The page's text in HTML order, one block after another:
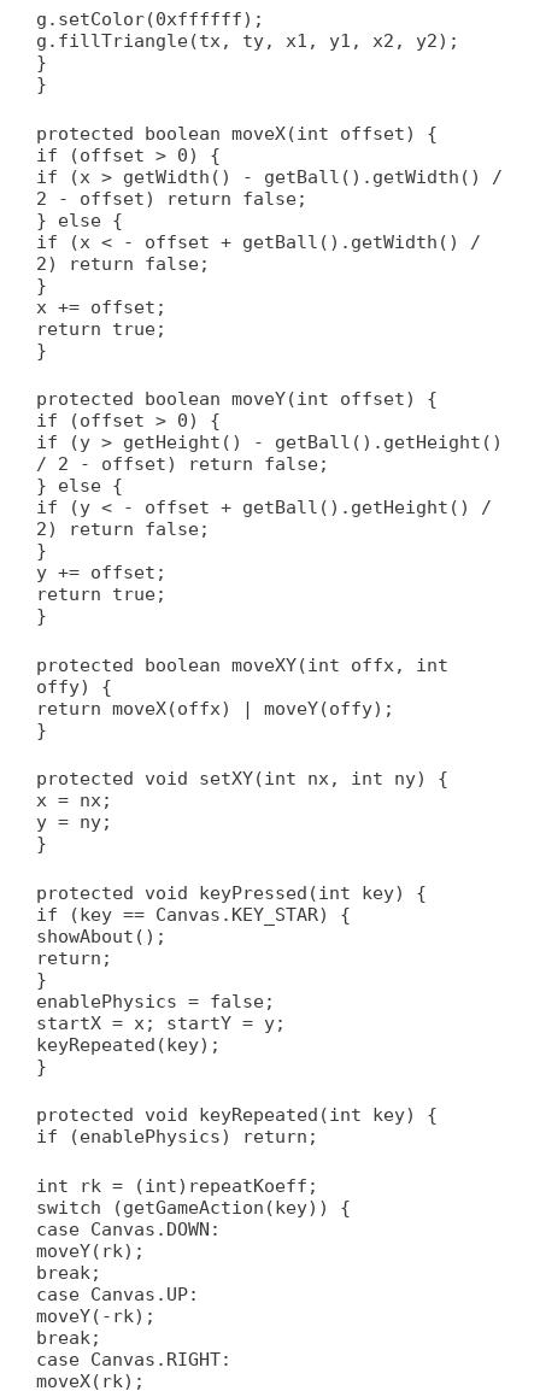
g.setColor(0xffffff);
g.fillTriangle(tx, ty, x1, y1, x2, y2);
}
}
protected boolean moveX(int offset) {
if (offset > 0) {
if (x > getWidth() - getBall().getWidth() /
2 - offset) return false;
} else {
if (x < - offset + getBall().getWidth() /
2) return false;
}
x += offset;
return true;
}
protected boolean moveY(int offset) {
if (offset > 0) {
if (y > getHeight() - getBall().getHeight()
/ 2 - offset) return false;
} else {
if (y < - offset + getBall().getHeight() /
2) return false;
}
y += offset;
return true;
}
protected boolean moveXY(int offx, int
offy) {
return moveX(offx) | moveY(offy);
}
protected void setXY(int nx, int ny) {
x = nx;
y = ny;
}
protected void keyPressed(int key) {
if (key == Canvas.KEY_STAR) {
showAbout();
return;
}
enablePhysics = false;
startX = x; startY = y;
keyRepeated(key);
}
protected void keyRepeated(int key) {
if (enablePhysics) return;
int rk = (int)repeatKoeff;
switch (getGameAction(key)) {
case Canvas.DOWN:
moveY(rk);
break;
case Canvas.UP:
moveY(-rk);
break;
case Canvas.RIGHT:
moveX(rk);